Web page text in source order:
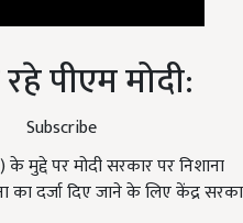
Subscribe
पीएम मोदी:
मुद्दे पर मोदी सरकार पर निशाना
दर्जा दिए जाने के लिए केंद्र सरकार